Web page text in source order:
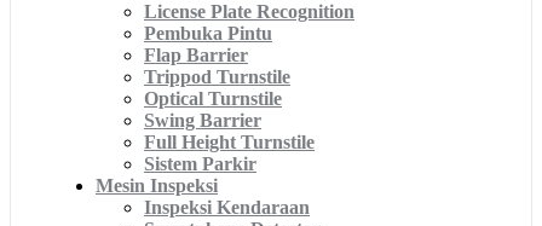
License Plate Recognition
Pembuka Pintu
Flap Barrier
Trippod Turnstile
Optical Turnstile
Swing Barrier
Full Height Turnstile
Sistem Parkir
Mesin Inspeksi
Inspeksi Kendaraan